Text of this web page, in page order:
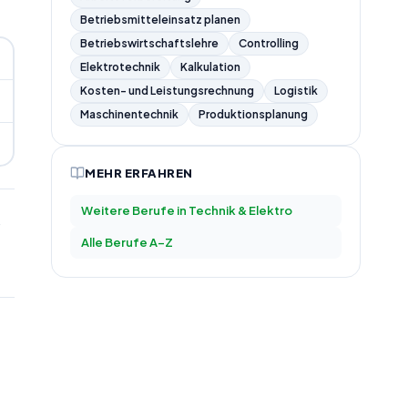
Betriebsmitteleinsatz planen
Betriebswirtschaftslehre
Controlling
Elektrotechnik
Kalkulation
Kosten- und Leistungsrechnung
Logistik
Maschinentechnik
Produktionsplanung
MEHR ERFAHREN
Weitere Berufe in Technik & Elektro
Alle Berufe A–Z